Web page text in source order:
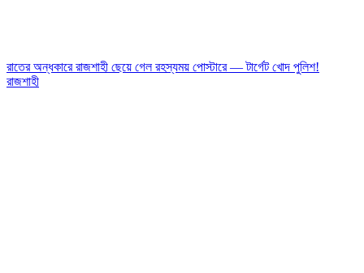
রাতের অন্ধকারে রাজশাহী ছেয়ে গেল রহস্যময় পোস্টারে — টার্গেট খোদ পুলিশ!
রাজশাহী